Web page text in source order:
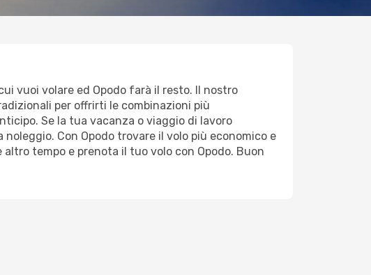
vuoi volare ed Opodo farà il resto. Il nostro
per offrirti le combinazioni più
Se la tua vacanza o viaggio di lavoro
Con Opodo trovare il volo più economico e
tempo e prenota il tuo volo con Opodo. Buon